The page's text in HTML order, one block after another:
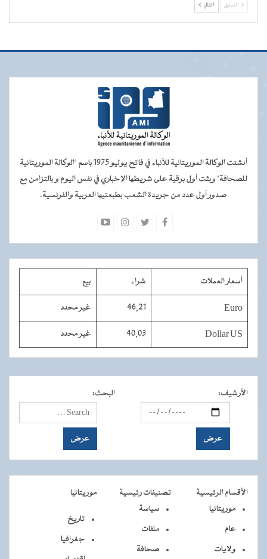
السابق التالي
أنشئت الوكالة الموريتانية للأنباء في فاتح يوليو 1975 باسم "الوكالة الموريتانية
للصحافة" وبثت أول برقية على شريطها الإخباري في نفس اليوم و بالتزامن مع
صدور أول عدد من جريدة الشعب بطبعتيها العربية والفرنسية.
أسعار العملات شراء بيع
Euro
46,21 غير محدد
Dollar US
40,03 غير محدد
الأرشيف: البحث:
الأقسام الرئيسية تصنيفات رئيسية
موريتانيا
موريتانيا
عام
ولايات
سياسة
ملفات
صحافة
تاريخ
جغرافيا